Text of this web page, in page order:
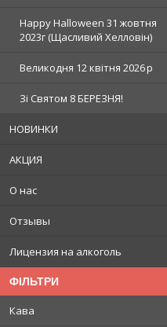
Happy Halloween 31 жовтня
2023г (Щасливий Хелловін)
Великодня 12 квітня 2026 р
Зi Святом 8 БЕРЕЗНЯ!
НОВИНКИ
АКЦИЯ
О нас
Отзывы
Лицензия на алкоголь
ФІЛЬТРИ
Кава